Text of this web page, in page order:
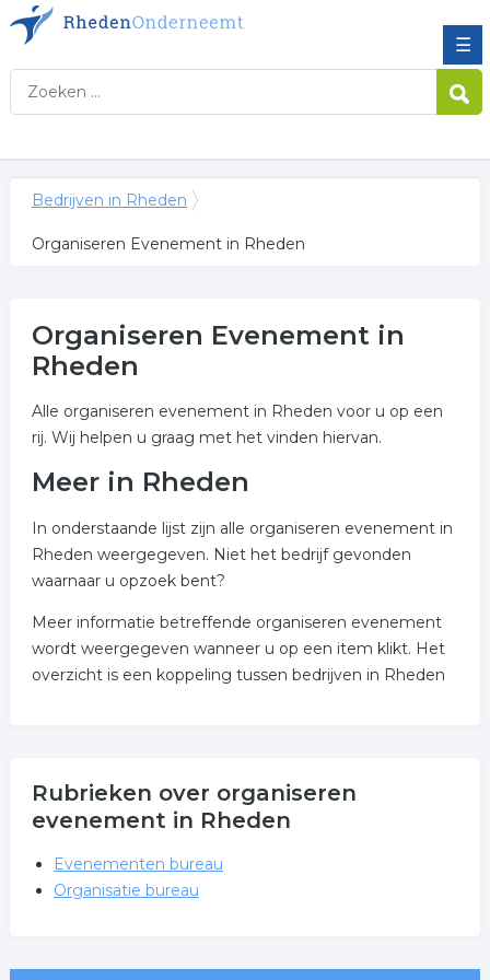
☰
Bedrijven in Rheden
Organiseren Evenement in Rheden
Organiseren Evenement in
Rheden
Alle organiseren evenement in Rheden voor u op een
rij. Wij helpen u graag met het vinden hiervan.
Meer in Rheden
In onderstaande lijst zijn alle organiseren evenement in
Rheden weergegeven. Niet het bedrijf gevonden
waarnaar u opzoek bent?
Meer informatie betreffende organiseren evenement
wordt weergegeven wanneer u op een item klikt. Het
overzicht is een koppeling tussen bedrijven in Rheden
Rubrieken over organiseren
evenement in Rheden
Evenementen bureau
Organisatie bureau